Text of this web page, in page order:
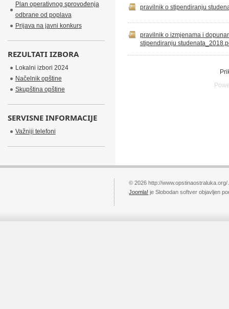
pravilnik o stipendiranju
pravilnik o izmjenama i
stipendiranju
Plan operativnog sprovođenja
odbrane od poplava
Prijava na javni konkurs
REZULTATI IZBORA
Lokalni izbori 2024
Načelnik opštine
Skupština opštine
SERVISNE INFORMACIJE
Važniji telefoni
© 2026 http://
Joomla! je Slobodan softver objavljen